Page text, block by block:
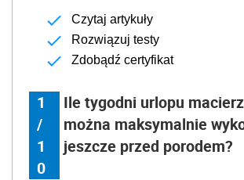
Czytaj artykuły
Rozwiązuj testy
Zdobądź certyfikat
1
/
1
0
Ile tygodni urlopu
można maksymalnie
jeszcze przed porodem?